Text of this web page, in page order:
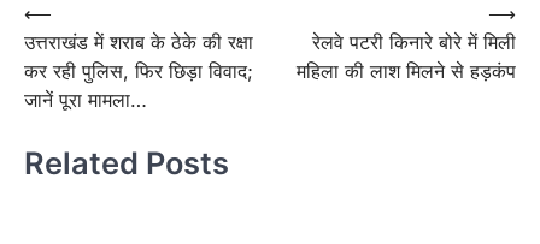
Post
navigation
⟵
उत्तराखंड में शराब के ठेके की रक्षा
कर रही पुलिस, फिर छिड़ा विवाद;
जानें पूरा मामला…
रेलवे पटरी किनारे बोरे में मिली
महिला की लाश मिलने से हड़कंप
⟶
Related Posts